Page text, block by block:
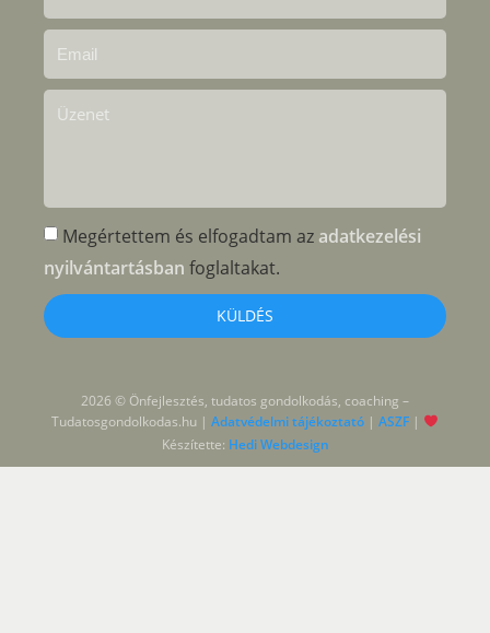
Megértettem és elfogadtam az adatkezelési
nyilvántartásban foglaltakat.
KÜLDÉS
2026 © Önfejlesztés, tudatos gondolkodás, coaching –
Tudatosgondolkodas.hu |Adatvédelmi tájékoztató |ASZF |
Készítette: Hedi Webdesign